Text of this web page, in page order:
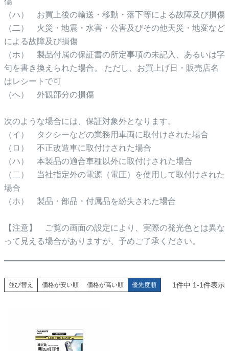
（ハ） お買上後の輸送・移動・落下等による故障及び損傷
（二） 火災・地震・水害・公害及びその他天災・地変など
による故障及び損傷
（ホ） 製品付属の保証書の所定事項の未記入、あるいは字
句を書き換えられた場合。 ただし、お買上げ日・販売店名
はレシートで可
（へ） 外観部分の損傷
次のような場合には、保証対象外となります。
（イ） タクシーなどの業務用車両に取付けされた場合
（ロ） 不正改造車に取付けされた場合
（ハ） 本製品の適合車種以外に取付けされた場合
（二） 当社指定外の電源（電圧）を使用して取付けされた
場合
（ホ） 製品・部品・付属品を紛失された場合
【注意】 ご覧の画面の設定により、実際の発光色とは異な
って見える場合がありますが、予めご了承ください。
並び替え 価格が安い順 価格が高い順 優先度順 1件中 1-1件表示